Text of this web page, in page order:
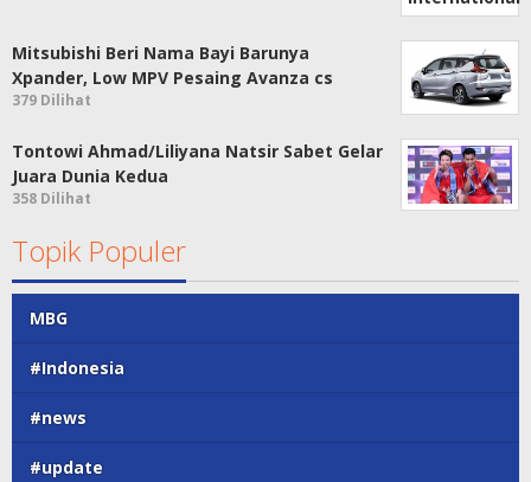
Mitsubishi Beri Nama Bayi Barunya
Xpander, Low MPV Pesaing Avanza cs
379 Dilihat
Tontowi Ahmad/Liliyana Natsir Sabet Gelar
Juara Dunia Kedua
358 Dilihat
Topik Populer
MBG
#Indonesia
#news
#update